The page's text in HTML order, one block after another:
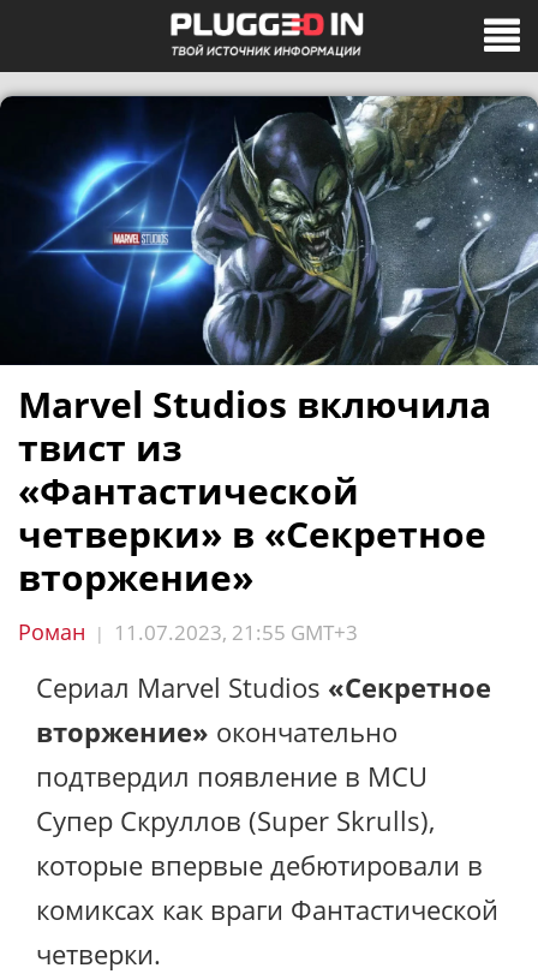
Marvel Studios включила
твист из
«Фантастической
четверки» в «Секретное
вторжение»
Роман | 11.07.2023, 21:55 GMT+3
Сериал Marvel Studios «Секретное
вторжение» окончательно
подтвердил появление в MCU
Супер Скруллов (Super Skrulls),
которые впервые дебютировали в
комиксах как враги Фантастической
четверки.